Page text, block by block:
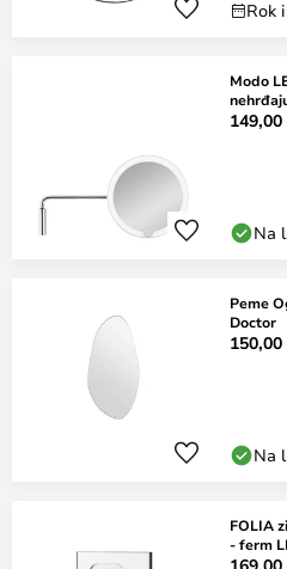
Rok
Modo
149,00
Na
Peme
Doctor
150,00
Na
FOLIA
- ferm